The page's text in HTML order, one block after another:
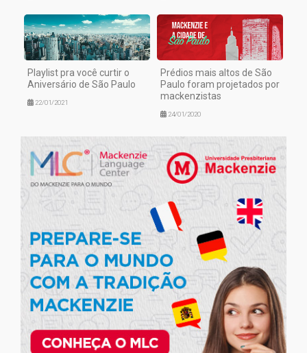
Playlist pra você curtir o
Aniversário de São Paulo
22/01/2021
Prédios mais altos de São
Paulo foram projetados por
mackenzistas
24/01/2020